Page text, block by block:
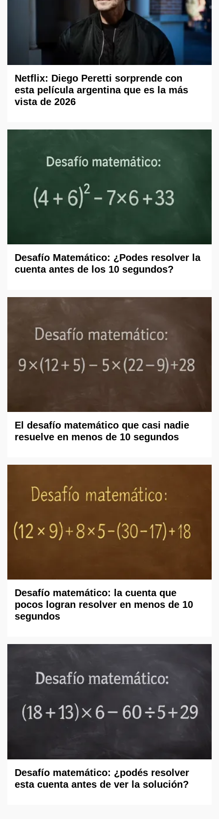
Netflix: Diego Peretti sorprende con
esta película argentina que es la más
vista de 2026
Desafío Matemático: ¿Podes resolver la
cuenta antes de los 10 segundos?
El desafío matemático que casi nadie
resuelve en menos de 10 segundos
Desafío matemático: la cuenta que
pocos logran resolver en menos de 10
segundos
Desafío matemático: ¿podés resolver
esta cuenta antes de ver la solución?